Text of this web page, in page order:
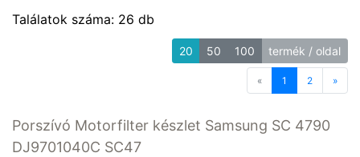
Találatok száma: 26 db
20 50 100 termék / oldal
« Previous
1 2 »
Porszívó Motorfilter készlet Samsung SC 4790
DJ9701040C SC47